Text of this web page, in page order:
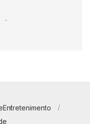
Entretenimento